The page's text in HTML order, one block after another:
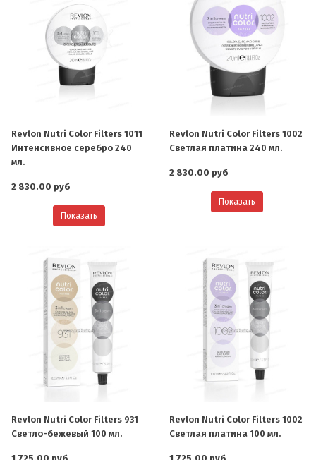
Revlon Nutri Color Filters 1011
Интенсивное серебро 240
мл.
2 830.00 руб
Показать
Revlon Nutri Color Filters 1002
Светлая платина 240 мл.
2 830.00 руб
Показать
Revlon Nutri Color Filters 931
Светло-бежевый 100 мл.
Revlon Nutri Color Filters 1002
Светлая платина 100 мл.